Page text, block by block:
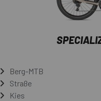
Berg-MTB
Straße
Kies